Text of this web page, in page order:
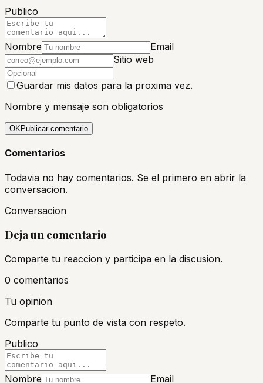
Publico
Nombre
Email
Sitio web
Guardar mis datos para la proxima vez.
Nombre y mensaje son obligatorios
OKPublicar comentario
Comentarios
Todavia no hay comentarios. Se el primero en abrir la
conversacion.
Conversacion
Deja un comentario
Comparte tu reaccion y participa en la discusion.
0 comentarios
Tu opinion
Comparte tu punto de vista con respeto.
Publico
Nombre Email